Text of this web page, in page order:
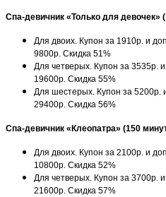
Спа-девичник «Только для девочек»
Для двоих. Купон за 1910р. и
9800р. Скидка 51%
Для четверых. Купон за 3535р.
19600р. Скидка 55%
Для шестерых. Купон за 5200р.
29400р. Скидка 56%
Спа-девичник «Клеопатра» (150
Для двоих. Купон за 2100р. и
10800р. Скидка 52%
Для четверых. Купон за 3700р.
21600р. Скидка 57%